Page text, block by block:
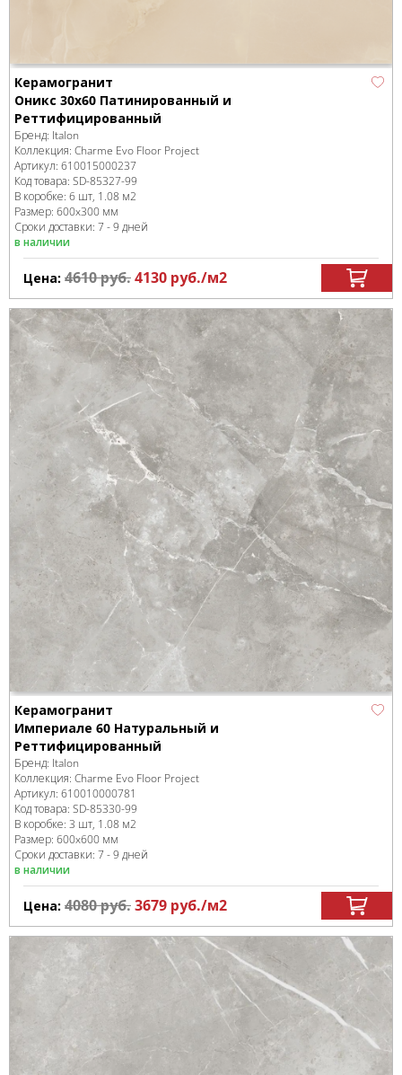
Керамогранит
Оникс 30x60 Патинированный и
Реттифицированный
Бренд: Italon
Коллекция: Charme Evo Floor Project
Артикул: 610015000237
Код товара: SD-85327-99
В коробке: 6 шт, 1.08 м2
Размер: 600x300 мм
Сроки доставки: 7 - 9 дней
в наличии
Цена: 4610руб.4130 руб./м2
Керамогранит
Империале 60 Натуральный и
Реттифицированный
Бренд: Italon
Коллекция: Charme Evo Floor Project
Артикул: 610010000781
Код товара: SD-85330-99
В коробке: 3 шт, 1.08 м2
Размер: 600x600 мм
Сроки доставки: 7 - 9 дней
в наличии
Цена: 4080руб.3679 руб./м2